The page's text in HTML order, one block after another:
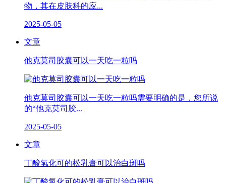
物，其在皮肤科的应...
2025-05-05
文章
他克莫司胶囊可以一天吃一粒吗
他克莫司胶囊可以一天吃一粒吗需要明确的是，您所说
的“他克莫司胶...
2025-05-05
文章
丁酸氢化可的松乳膏可以治白斑吗